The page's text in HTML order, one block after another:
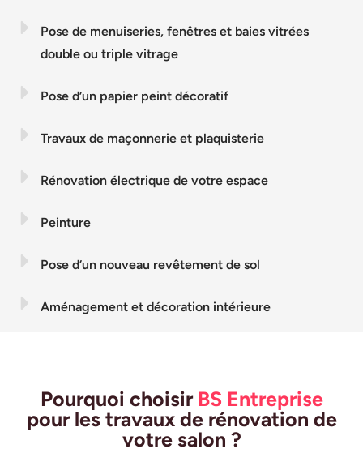
Pose de menuiseries, fenêtres et baies vitrées
double ou triple vitrage
Pose d’un papier peint décoratif
Travaux de maçonnerie et plaquisterie
Rénovation électrique de votre espace
Peinture
Pose d’un nouveau revêtement de sol
Aménagement et décoration intérieure
Pourquoi choisir BS Entreprise
pour les travaux de rénovation de
votre salon ?